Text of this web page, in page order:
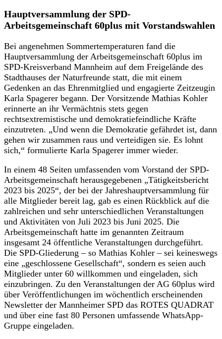
Hauptversammlung der SPD-
Arbeitsgemeinschaft 60plus mit Vorstandswahlen
Bei angenehmen Sommertemperaturen fand die
Hauptversammlung der Arbeitsgemeinschaft 60plus im
SPD-Kreisverband Mannheim auf dem Freigelände des
Stadthauses der Naturfreunde statt, die mit einem
Gedenken an das Ehrenmitglied und engagierte Zeitzeugin
Karla Spagerer begann. Der Vorsitzende Mathias Kohler
erinnerte an ihr Vermächtnis stets gegen
rechtsextremistische und demokratiefeindliche Kräfte
einzutreten. „Und wenn die Demokratie gefährdet ist, dann
gehen wir zusammen raus und verteidigen sie. Es lohnt
sich,“ formulierte Karla Spagerer immer wieder.
In einem 48 Seiten umfassenden vom Vorstand der SPD-
Arbeitsgemeinschaft herausgegebenen „Tätigkeitsbericht
2023 bis 2025“, der bei der Jahreshauptversammlung für
alle Mitglieder bereit lag, gab es einen Rückblick auf die
zahlreichen und sehr unterschiedlichen Veranstaltungen
und Aktivitäten von Juli 2023 bis Juni 2025. Die
Arbeitsgemeinschaft hatte im genannten Zeitraum
insgesamt 24 öffentliche Veranstaltungen durchgeführt.
Die SPD-Gliederung – so Mathias Kohler – sei keineswegs
eine „geschlossene Gesellschaft“, sondern es seien auch
Mitglieder unter 60 willkommen und eingeladen, sich
einzubringen. Zu den Veranstaltungen der AG 60plus wird
über Veröffentlichungen im wöchentlich erscheinenden
Newsletter der Mannheimer SPD das ROTES QUADRAT
und über eine fast 80 Personen umfassende WhatsApp-
Gruppe eingeladen.